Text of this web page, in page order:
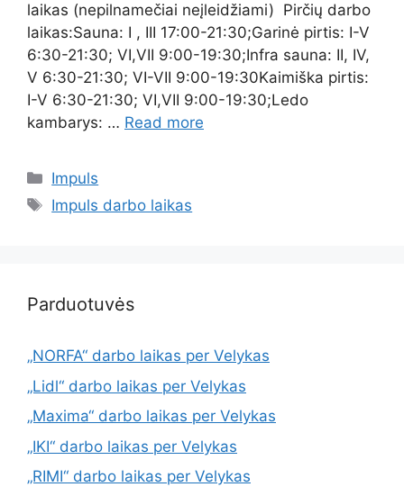
laikas (nepilnamečiai neįleidžiami) Pirčių darbo
laikas:Sauna: I , III 17:00-21:30;Garinė pirtis: I-V
6:30-21:30; VI,VII 9:00-19:30;Infra sauna: II, IV,
V 6:30-21:30; VI-VII 9:00-19:30Kaimiška pirtis:
I-V 6:30-21:30; VI,VII 9:00-19:30;Ledo
kambarys: … Read more
Impuls
Impuls darbo laikas
Parduotuvės
„NORFA“ darbo laikas per Velykas
„Lidl“ darbo laikas per Velykas
„Maxima“ darbo laikas per Velykas
„IKI“ darbo laikas per Velykas
„RIMI“ darbo laikas per Velykas